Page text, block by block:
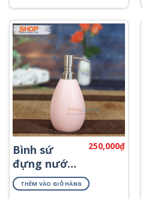
Bình sứ
đựng nước
rửa tay
PKNT-17
250,000₫
THÊM VÀO GIỎ HÀNG